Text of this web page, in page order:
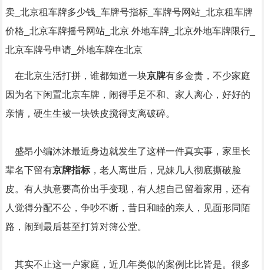
卖_北京租车牌多少钱_车牌号指标_车牌号网站_北京租车牌
价格_北京车牌摇号网站_北京 外地车牌_北京外地车牌限行_
北京车牌号申请_外地车牌在北京
在北京生活打拼，谁都知道一块京牌有多金贵，不少家庭
因为名下闲置北京车牌，闹得手足不和、家人离心，好好的
亲情，硬生生被一块铁皮搅得支离破碎。
盛昂小编沐沐最近身边就发生了这样一件真实事，家里长
辈名下留有京牌指标，老人离世后，兄妹几人彻底撕破脸
皮。有人执意要高价出手变现，有人想自己留着家用，还有
人觉得分配不公，争吵不断，昔日和睦的亲人，见面形同陌
路，闹到最后甚至打算对簿公堂。
其实不止这一户家庭，近几年类似的案例比比皆是。很多